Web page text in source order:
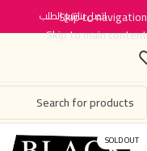
Skip to navigation
Skip to main content
اتصل بناتتبع الطلب
SOLD OUT